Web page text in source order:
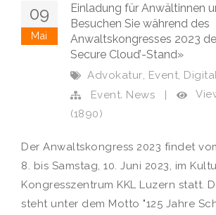
09
Mai
Einladung für Anwältinnen
Besuchen Sie während des
Anwaltskongresses 2023
Secure Cloud’-Stand»
Advokatur, Event,
Event, News |
(1890)
Der Anwaltskongress 2023 findet
8. bis Samstag, 10. Juni 2023, im
Kongresszentrum KKL Luzern statt.
steht unter dem Motto "125 Jahre